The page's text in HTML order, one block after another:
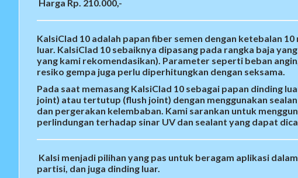
Harga Rp. 210.000,-
KalsiClad 10 adalah papan fiber semen dengan ketebalan
luar. KalsiClad 10 sebaiknya dipasang pada rangka baja
yang kami rekomendasikan). Parameter seperti beban
resiko gempa juga perlu diperhitungkan dengan seksama.
Pada saat memasang KalsiClad 10 sebagai papan dinding
joint) atau tertutup (flush joint) dengan menggunakan
dan pergerakan kelembaban. Kami sarankan untuk
perlindungan terhadap sinar UV dan sealant yang dapat
Kalsi menjadi pilihan yang pas untuk beragam aplikasi
partisi, dan juga dinding luar.